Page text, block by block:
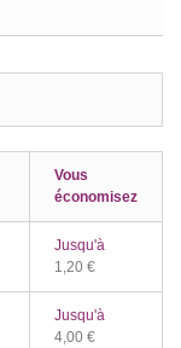
Vous
économisez
Jusqu'à
1,20 €
Jusqu'à
4,00 €